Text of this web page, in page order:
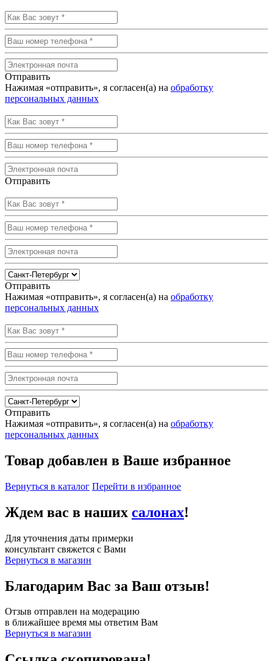
Отправить
Нажимая «отправить», я согласен(а) на обработку
персональных данных
Отправить
Отправить
Нажимая «отправить», я согласен(а) на обработку
персональных данных
Отправить
Нажимая «отправить», я согласен(а) на обработку
персональных данных
Товар добавлен в Ваше избранное
Вернуться в каталог Перейти в избранное
Ждем вас в наших салонах!
Для уточнения даты примерки
консультант свяжется с Вами
Вернуться в магазин
Благодарим Вас за Ваш отзыв!
Отзыв отправлен на модерацию
в ближайшее время мы ответим Вам
Вернуться в магазин